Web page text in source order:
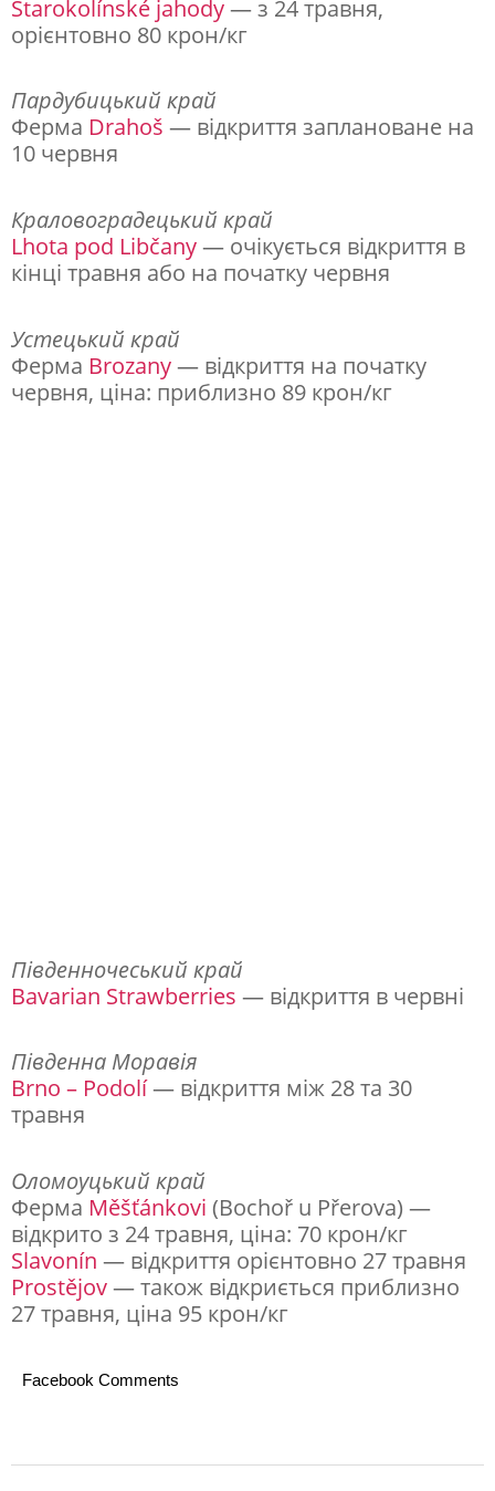
п
о
у
н
ц
і
д
е
м
і
б
а
т
я
г
о
д
и
а
к
Starokolínské jahody— з 24 травня,
орієнтовно 80 крон/кг
Пардубицький край
Ферма Drahoš — відкриття заплановане на
10 червня
Краловоградецький край
Lhota pod Libčany— очікується відкриття в
кінці травня або на початку червня
Устецький край
Ферма Brozany— відкриття на початку
червня, ціна: приблизно 89 крон/кг
Південночеський край
Bavarian Strawberries — відкриття в червні
Південна Моравія
Brno – Podolí— відкриття між 28 та 30
травня
Оломоуцький край
Ферма Měšťánkovi (Bochoř u Přerova) —
відкрито з 24 травня, ціна: 70 крон/кг
Slavonín — відкриття орієнтовно 27 травня
Prostějov— також відкриється приблизно
27 травня, ціна 95 крон/кг
Facebook Comments